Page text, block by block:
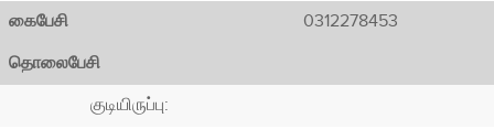
கைபேசி
0312278453
தொலைபேசி
குடியிருப்பு: